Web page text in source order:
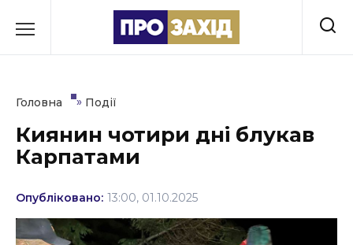
до
Культура
Освіта
Події
Головна » Події
Киянин чотири дні блукав
Карпатами
Опубліковано: 13:00, 01.10.2025